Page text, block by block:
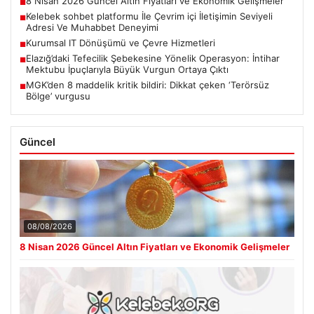
■
■Kelebek sohbet platformu İle Çevrim içi İletişimin Seviyeli
Adresi Ve Muhabbet Deneyimi
■Kurumsal IT Dönüşümü ve Çevre Hizmetleri
■Elazığ’daki Tefecilik Şebekesine Yönelik Operasyon: İntihar
Mektubu İpuçlarıyla Büyük Vurgun Ortaya Çıktı
■MGK’den 8 maddelik kritik bildiri: Dikkat çeken ‘Terörsüz
Bölge’ vurgusu
Güncel
08/08/2026
8 Nisan 2026 Güncel Altın Fiyatları ve Ekonomik Gelişmeler